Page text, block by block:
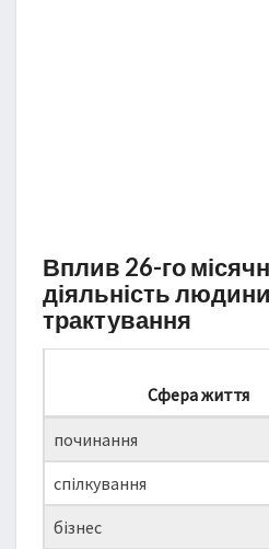
Вплив 26-го
діяльність
трактування
Сфера життя
починання
спілкування
бізнес